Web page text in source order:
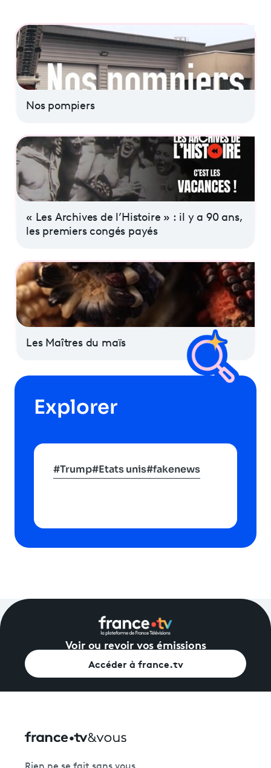
Nos pompiers
« Les Archives de l’Histoire » : il y a 90 ans,
les premiers congés payés
Les Maîtres du maïs
Explorer
#Trump#Etats unis#fakenews
Voir ou revoir vos émissions
Accéder à france.tv